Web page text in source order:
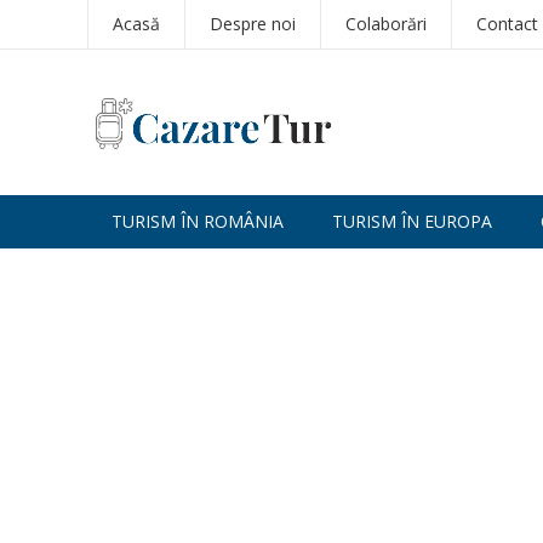
Acasă Despre noi Colaborări Contact
TURISM ÎN ROMÂNIA TURISM ÎN EUROPA